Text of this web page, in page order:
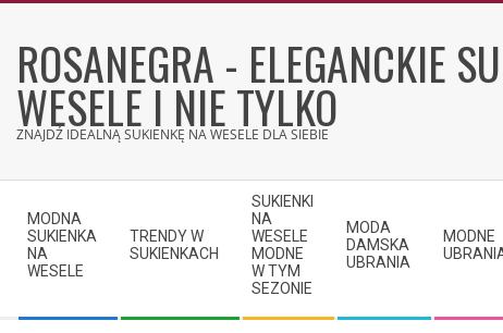
contentROSANEGRA - ELEGANCKIE
WESELE I NIE TYLKO
ZNAJDŹ IDEALNĄ SUKIENKĘ NA WESELE DLA SIEBIE
Navigation
Menu
MODNA
SUKIENKA
NA
WESELE
TRENDY W
SUKIENKACH
SUKIENKI
NA
WESELE
MODNE
W TYM
SEZONIE
MODA
DAMSKA
UBRANIA
MODNE